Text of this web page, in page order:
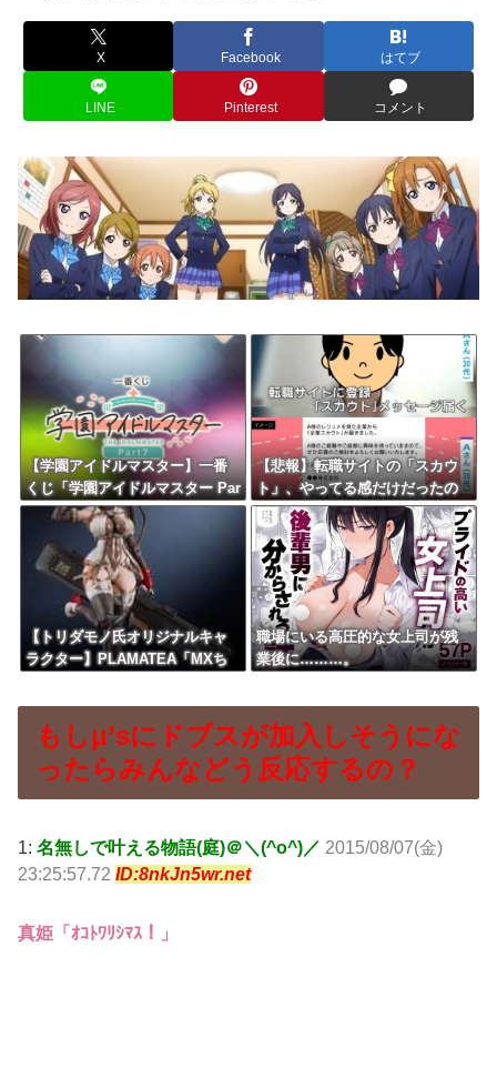
X Facebook はてブ
LINE Pinterest コメント
【学園アイドルマスター】一番
くじ「学園アイドルマスター Par
t7」12月発売決定
【悲報】転職サイトの「スカウ
ト」、やってる感だけだったの
がバレるｗｗｗｗ
【トリダモノ氏オリジナルキャ
ラクター】PLAMATEA「MXち
開始】
職場にいる高圧的な女上司が残
業後に………。
もしμ’sにドブスが加入しそうにな
ったらみんなどう反応するの？
1: 名無しで叶える物語(庭)＠＼(^o^)／ 2015/08/07(金)
23:25:57.72 ID:8nkJn5wr.net
真姫「ｵｺﾄﾜﾘｼﾏｽ！」